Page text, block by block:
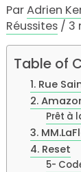
ParAdrien
Réussites/ 3
Table of
1. Rue
2.
Prêt à
3.
4. Reset
5-